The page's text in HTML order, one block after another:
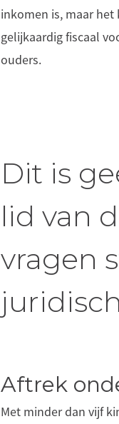
inkomen is, maar het
gelijkaardig fiscaal
ouders.
Dit is
lid van
vragen
Aftrek
Met minder dan vijf